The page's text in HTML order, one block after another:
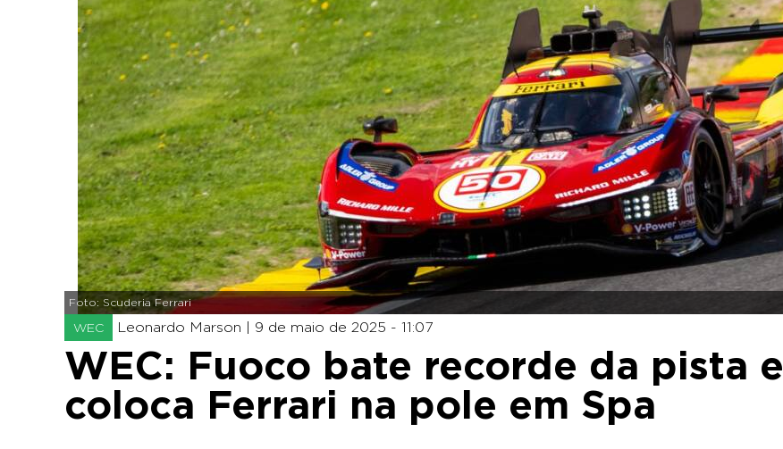
Foto: Scuderia Ferrari
WEC Leonardo Marson | 9 de maio de 2025 - 11:07
WEC: Fuoco bate recorde da pista e
coloca Ferrari na pole em Spa